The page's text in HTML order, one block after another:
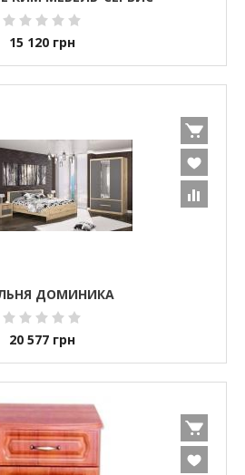
15 120 грн
ДОМИНИКА
20 577 грн